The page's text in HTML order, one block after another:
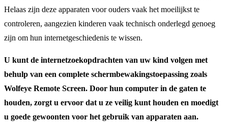
Helaas zijn deze apparaten voor ouders vaak het moeilijkst te
controleren, aangezien kinderen vaak technisch onderlegd genoeg
zijn om hun internetgeschiedenis te wissen.
U kunt de internetzoekopdrachten van uw kind volgen met
behulp van een complete schermbewakingstoepassing zoals
Wolfeye Remote Screen. Door hun computer in de gaten te
houden, zorgt u ervoor dat u ze veilig kunt houden en moedigt
u goede gewoonten voor het gebruik van apparaten aan.